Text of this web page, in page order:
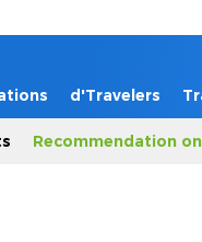
d'Travelers
Recommendation